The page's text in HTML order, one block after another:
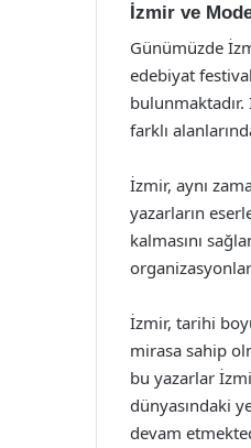
İzmir ve
Günümüzde
edebiyat
farklı
İzmir, aynı
yazarların
kalmasını
İzmir, tarihi
mirasa sahip
bu yazarlar
dünyasındaki
devam